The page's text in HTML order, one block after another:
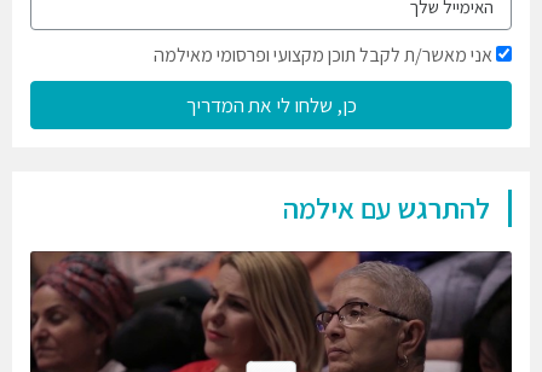
אני מאשר/ת לקבל תוכן מקצועי ופרסומי מאילמה
כן, שלחו לי את המדריך
להתרגש עם אילמה